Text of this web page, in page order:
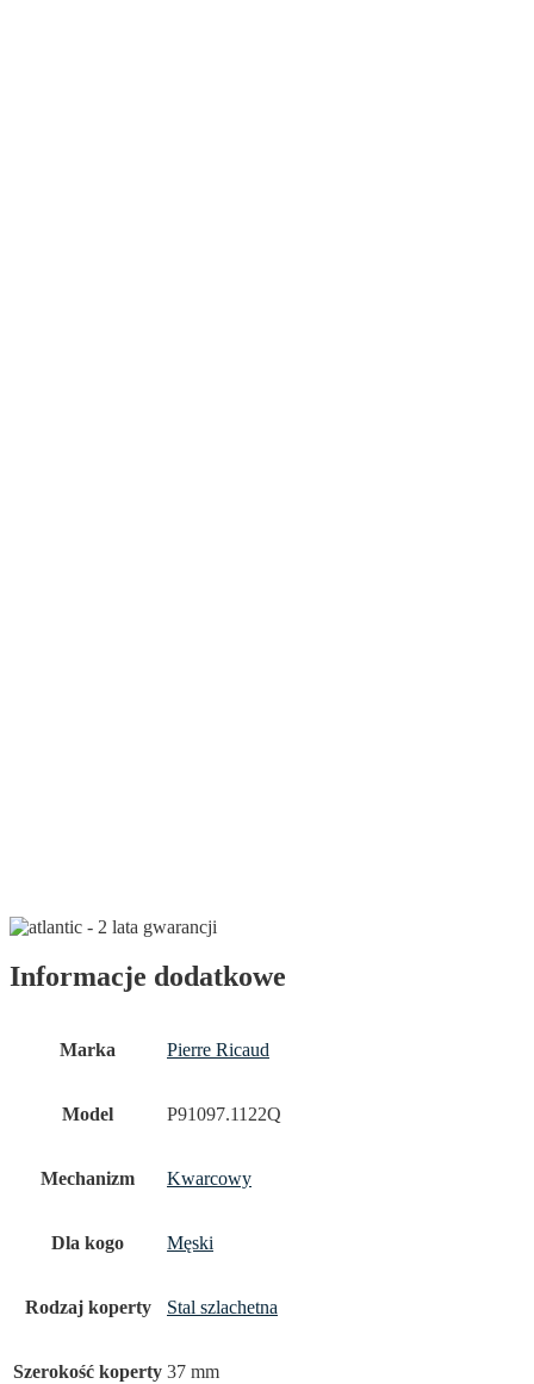
Informacje dodatkowe
Marka Pierre Ricaud
Model P91097.1122Q
Mechanizm Kwarcowy
Dla kogo Męski
Rodzaj koperty Stal szlachetna
Szerokość koperty 37 mm